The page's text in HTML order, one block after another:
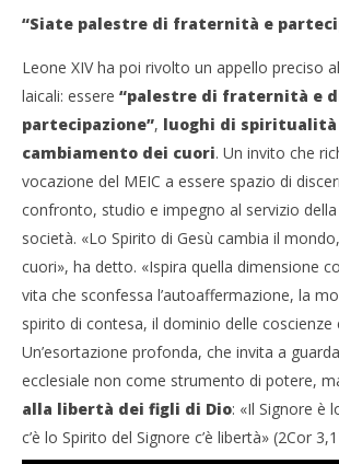
“Siate palestre di fraternità e
Leone XIV ha poi rivolto un appello preciso
laicali: essere “palestre di fraternità e
partecipazione”, luoghi di spiritualità
cambiamento dei cuori. Un invito che
vocazione del MEIC a essere spazio di
confronto, studio e impegno al servizio della
società. «Lo Spirito di Gesù cambia il
cuori», ha detto. «Ispira quella dimensione
vita che sconfessa l’autoaffermazione, la
spirito di contesa, il dominio delle coscienze
Un’esortazione profonda, che invita a
ecclesiale non come strumento di potere,
alla libertà dei figli di Dio: «Il Signore è
c’è lo Spirito del Signore c’è libertà» (2Cor